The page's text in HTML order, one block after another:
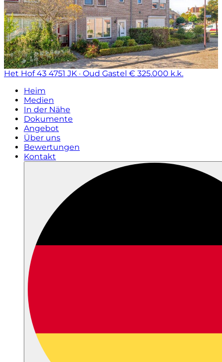
Het Hof 43 4751 JK · Oud Gastel € 325.000 k.k.
Heim
Medien
In der Nähe
Dokumente
Angebot
Über uns
Bewertungen
Kontakt